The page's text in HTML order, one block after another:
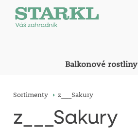
Balkonové rostliny
Sortimenty z___Sakury
z___Sakury